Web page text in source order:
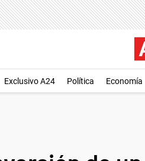
Exclusivo A24 Política Economía